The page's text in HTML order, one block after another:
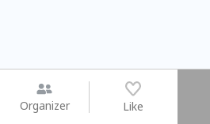
Organizer Like